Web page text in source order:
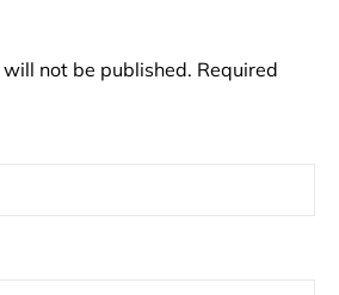
not be published. Required